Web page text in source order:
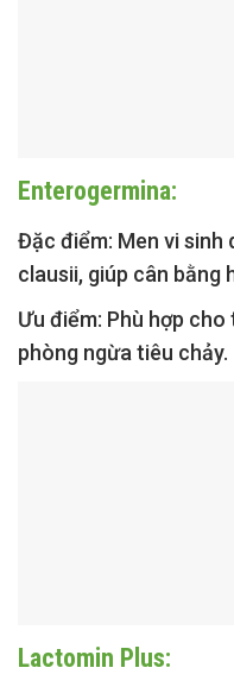
Enterogermina:
Đặc điểm: Men vi sinh
clausii, giúp cân bằng
Ưu điểm: Phù hợp cho
phòng ngừa tiêu chảy.
Lactomin Plus: